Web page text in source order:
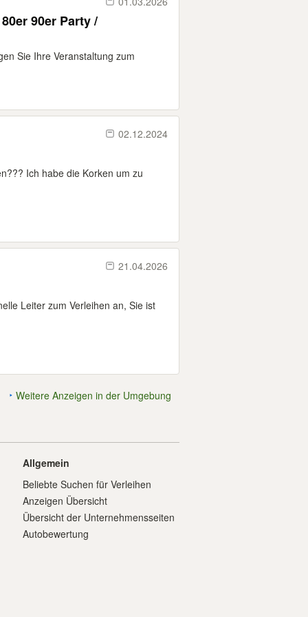
90er Party /
Sie Ihre Veranstaltung zum
02.12.2024
Ich habe die Korken um zu
21.04.2026
Leiter zum Verleihen an, Sie ist
Weitere Anzeigen in der Umgebung
Allgemein
Beliebte Suchen für Verleihen
Anzeigen Übersicht
Übersicht der Unternehmensseiten
Autobewertung